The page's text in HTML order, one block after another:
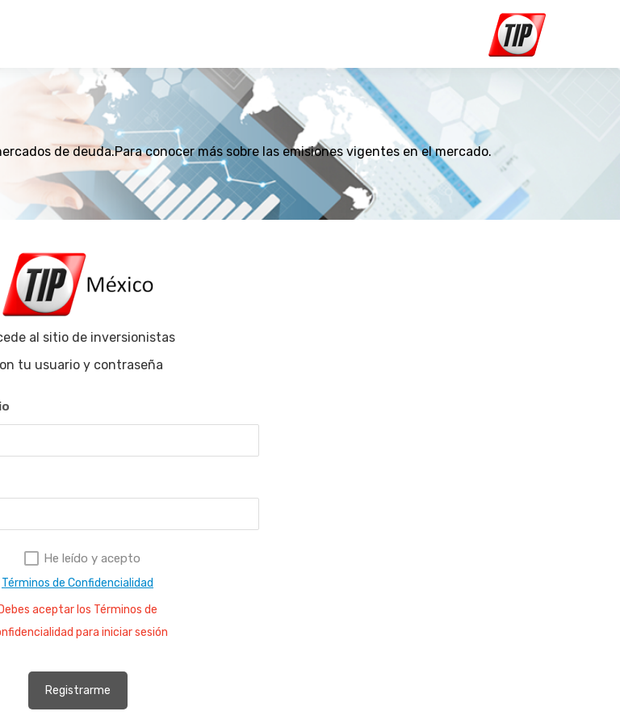
de deuda.Para conocer más sobre las emisiones vigentes en el mercado.
al sitio de inversionistas
tu usuario y contraseña
He leído y acepto
Términos de Confidencialidad
Debes aceptar los Términos de
para iniciar sesión
Registrarme